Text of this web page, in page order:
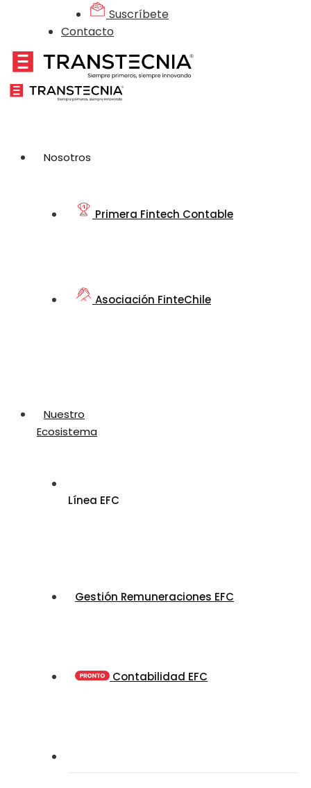
Suscríbete
Contacto
Nosotros
Primera Fintech Contable
Asociación FinteChile
Nuestro
Ecosistema
Línea EFC
Gestión Remuneraciones EFC
Contabilidad EFC